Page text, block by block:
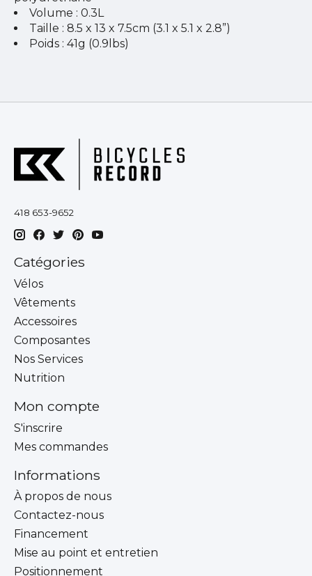
Volume : 0.3L
Taille : 8.5 x 13 x 7.5cm (3.1 x 5.1 x 2.8”)
Poids : 41g (0.9lbs)
418 653-9652
Catégories
Vélos
Vêtements
Accessoires
Composantes
Nos Services
Nutrition
Mon compte
S'inscrire
Mes commandes
Informations
À propos de nous
Contactez-nous
Financement
Mise au point et entretien
Positionnement